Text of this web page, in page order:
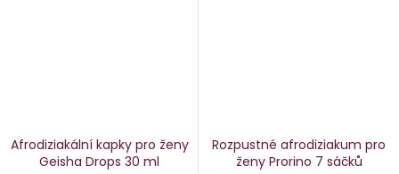
Afrodiziakální kapky pro ženy
Geisha Drops 30 ml
Rozpustné afrodiziakum pro
ženy Prorino 7 sáčků